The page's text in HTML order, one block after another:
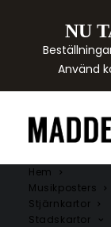
NU
Använd
Hem
Musikposters
Stjärnkartor
Stadskartor